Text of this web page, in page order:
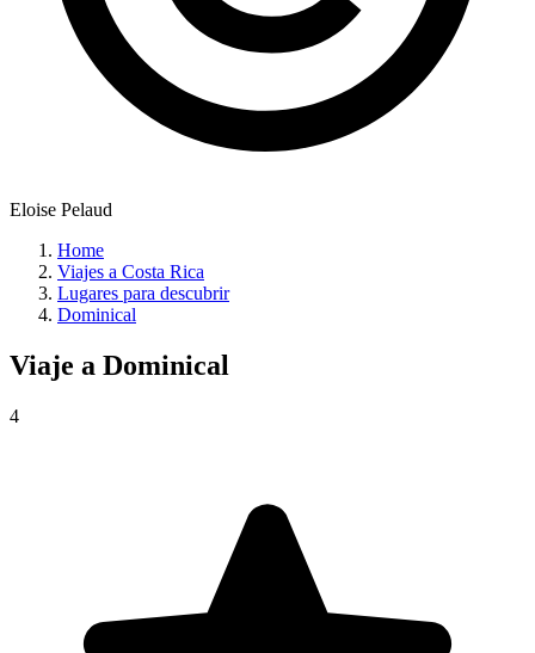
Eloise Pelaud
Home
Viajes a Costa Rica
Lugares para descubrir
Dominical
Viaje a Dominical
4